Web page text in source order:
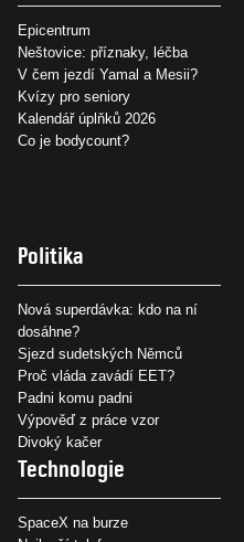
Epicentrum
Neštovice: příznaky, léčba
V čem jezdí Yamal a Mesii?
Kvízy pro seniory
Kalendář úplňků 2026
Co je bodycount?
Politika
Nová superdávka: kdo na ní
dosáhne?
Sjezd sudetských Němců
Proč vláda zavádí EET?
Padni komu padni
Výpověď z práce vzor
Divoký kačer
Technologie
SpaceX na burze